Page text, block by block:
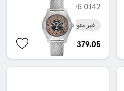
B6 606 0142
غير متوفر حاليا
AED 379.05